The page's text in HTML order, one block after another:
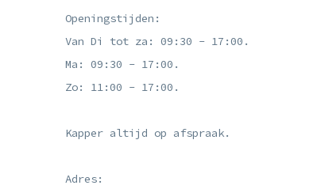
Openingstijden:
Van Di tot za: 09:30 - 17:00.
Ma: 09:30 - 17:00.
Zo: 11:00 - 17:00.
Kapper altijd op afspraak.
Adres: